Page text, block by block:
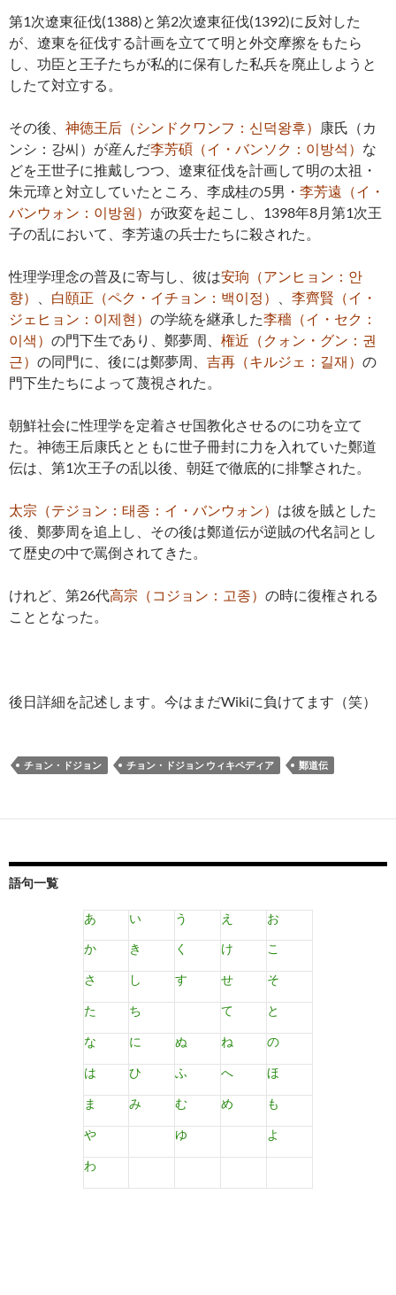
第1次遼東征伐(1388)と第2次遼東征伐(1392)に反対した
が、遼東を征伐する計画を立てて明と外交摩擦をもたら
し、功臣と王子たちが私的に保有した私兵を廃止しようと
したて対立する。
その後、 神徳王后（シンドクワンフ：신덕왕후）
康氏（カ
ンシ：강씨）が産んだ李芳碩（イ・バンソク：이방석） な
どを王世子に推戴しつつ、遼東征伐を計画して明の太祖・
朱元璋と対立していたところ、李成桂の5男・ 李芳遠（イ・
バンウォン：이방원） が政変を起こし、1398年8月第1次王
子の乱において、李芳遠の兵士たちに殺された。
性理学理念の普及に寄与し、彼は安珦（アンヒョン：안
향）
白頤正（ペク・イチョン：백이정）
李齊賢（イ・
ジェヒョン：이제현） の学統を継承した李穡（イ・セク：
이색） の門下生であり、鄭夢周、 権近（クォン・グン：권
근） の同門に、後には鄭夢周、 吉再（キルジェ：길재） の
門下生たちによって蔑視された。
朝鮮社会に性理学を定着させ国教化させるのに功を立て
た。神徳王后康氏とともに世子冊封に力を入れていた鄭道
伝は、第1次王子の乱以後、朝廷で徹底的に排撃された。
太宗（テジョン：태종：イ・バンウォン） は彼を賊とした
後、鄭夢周を追上し、その後は鄭道伝が逆賊の代名詞とし
て歴史の中で罵倒されてきた。
けれど、第26代高宗（コジョン：고종） の時に復権される
こととなった。
後日詳細を記述します。今はまだWikiに負けてます（笑）
チョン・ドジョン チョン・ドジョン ウィキペディア 鄭道伝
語句一覧
あ い う え
お
か
き く け こ
さ し す せ そ
た ち て と
な に ぬ ね の
は ひ ふ へ ほ
ま み む め も
や ゆ よ
わ